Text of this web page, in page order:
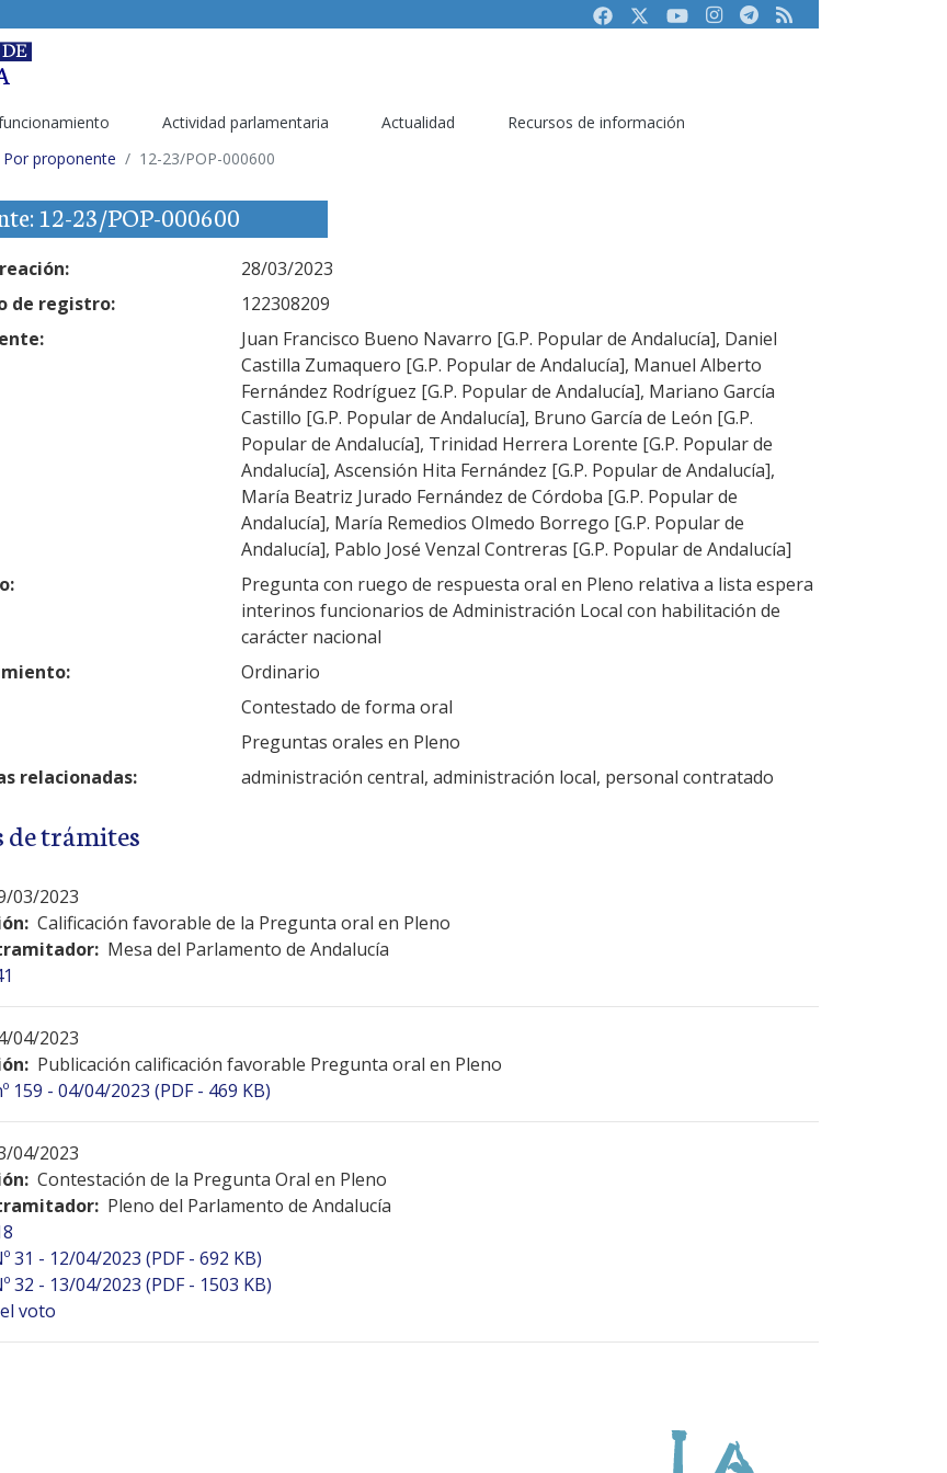
FacebookTwitterYoutubeInstagram
Telegram
RSS
Actividad parlamentaria Actualidad
Recursos de información
Por proponente 12-23/POP-000600
12-23/POP-000600
28/03/2023
de registro:
122308209
Juan Francisco Bueno Navarro [G.P. Popular de Andalucía], Daniel
Castilla Zumaquero [G.P. Popular de Andalucía], Manuel Alberto
Fernández Rodríguez [G.P. Popular de Andalucía], Mariano García
Castillo [G.P. Popular de Andalucía], Bruno García de León [G.P.
Popular de Andalucía], Trinidad Herrera Lorente [G.P. Popular de
Andalucía], Ascensión Hita Fernández [G.P. Popular de Andalucía],
María Beatriz Jurado Fernández de Córdoba [G.P. Popular de
Andalucía], María Remedios Olmedo Borrego [G.P. Popular de
Andalucía], Pablo José Venzal Contreras [G.P. Popular de Andalucía]
Pregunta con ruego de respuesta oral en Pleno relativa a lista espera
interinos funcionarios de Administración Local con habilitación de
carácter nacional
Ordinario
Contestado de forma oral
Preguntas orales en Pleno
relacionadas:
administración central, administración local, personal contratado
de trámites
03/2023
Calificación favorable de la Pregunta oral en Pleno
Mesa del Parlamento de Andalucía
04/2023
Publicación calificación favorable Pregunta oral en Pleno
159 - 04/04/2023 (PDF - 469 KB)
04/2023
Contestación de la Pregunta Oral en Pleno
Pleno del Parlamento de Andalucía
31 - 12/04/2023 (PDF - 692 KB)
32 - 13/04/2023 (PDF - 1503 KB)
voto